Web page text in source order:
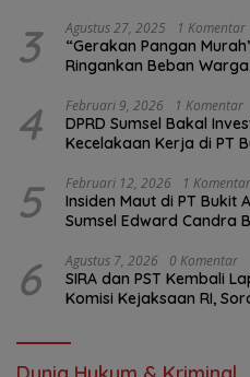
3 Agustus 27, 2025 1 Komentar
“Gerakan Pangan
Ringankan Beban
4 Februari 9, 2026 1 Komentar
DPRD Sumsel Bakal
Kecelakaan Kerja di PT
5 Februari 12, 2026 1 Komentar
Insiden Maut di PT Bukit
Sumsel Edward Candra
6 Agustus 7, 2026 0 Komentar
SIRA dan PST Kembali
Komisi Kejaksaan RI,